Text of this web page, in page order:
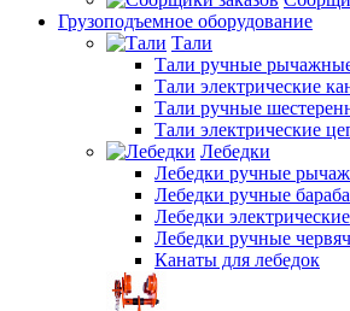
Грузоподъемное оборудование
Тали
Тали ручные
Тали электрические
Тали ручные
Тали электрические
Лебедки
Лебедки ручные
Лебедки ручные
Лебедки электрические
Лебедки ручные
Канаты для лебедок